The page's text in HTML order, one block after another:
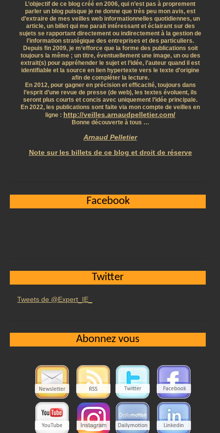
L’objectif de ce blog créé en 2006, qui n’est pas à proprement
parler un blog puisque je ne donne que très peu mon avis, est
d’extraire de mes veilles web informationnelles quotidiennes, un
article, un billet qui me parait intéressant et éclairant sur des
sujets se rapportant directement ou indirectement à la gestion de
l’information stratégique des entreprises et des particuliers.
Depuis fin 2009, je m’efforce que la forme des publications soit
toujours la même ; un titre, éventuellement une image, un ou des
extrait(s) pour appréhender le sujet et l’idée, l’auteur quand il est
identifiable et la source en lien hypertexte vers le texte d’origine
afin de compléter la lecture.
En 2012, pour gagner en précision et efficacité, toujours dans
l’esprit d’une revue de presse (de web), les textes évoluent, ils
seront plus courts et concis avec uniquement l’idée principale.
En 2022, les publications sont faite via mon compte de veilles en
ligne : http://veilles.arnaudpelletier.com/
Bonne découverte à tous …
Arnaud Pelletier
Note sur les billets de ce blog et droit de réserve
Facebook
Twitter
Tweets de @Expert_IE_
Abonnez vous